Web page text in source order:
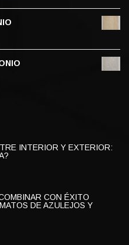
INTERIOR Y EXTERIOR:
CON ÉXITO
DE AZULEJOS Y